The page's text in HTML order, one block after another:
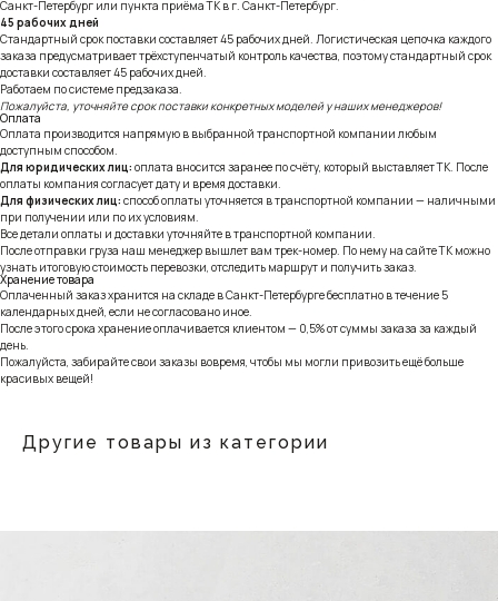
Санкт-Петербург или пункта приёма ТК в г. Санкт-Петербург.
45 рабочих дней
Стандартный срок поставки составляет 45 рабочих дней. Логистическая цепочка каждого
заказа предусматривает трёхступенчатый контроль качества, поэтому стандартный срок
доставки составляет 45 рабочих дней.
Работаем по системе предзаказа.
Пожалуйста, уточняйте срок поставки конкретных моделей у наших менеджеров!
Оплата
Оплата производится напрямую в выбранной транспортной компании любым
доступным способом.
Для юридических лиц: оплата вносится заранее по счёту, который выставляет ТК. После
оплаты компания согласует дату и время доставки.
Для физических лиц: способ оплаты уточняется в транспортной компании — наличными
при получении или по их условиям.
Все детали оплаты и доставки уточняйте в транспортной компании.
После отправки груза наш менеджер вышлет вам трек-номер. По нему на сайте ТК можно
узнать итоговую стоимость перевозки, отследить маршрут и получить заказ.
Хранение товара
Оплаченный заказ хранится на складе в Санкт-Петербурге бесплатно в течение 5
календарных дней, если не согласовано иное.
После этого срока хранение оплачивается клиентом — 0,5% от суммы заказа за каждый
день.
Пожалуйста, забирайте свои заказы вовремя, чтобы мы могли привозить ещё больше
красивых вещей!
Другие товары из категории